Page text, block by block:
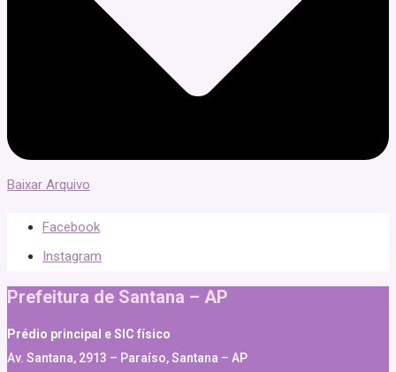
Baixar Arquivo
Facebook
Instagram
Prefeitura de Santana – AP
Prédio principal e SIC físico
Av. Santana, 2913 – Paraíso, Santana – AP